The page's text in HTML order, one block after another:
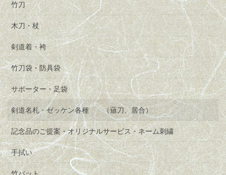
竹刀
木刀・杖
剣道着・袴
竹刀袋・防具袋
サポーター・足袋
剣道名札・ゼッケン各種 （薙刀、居合）
記念品のご提案・オリジナルサービス・ネーム刺繍
手拭い